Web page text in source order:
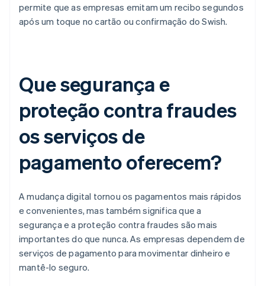
permite que as empresas emitam um recibo segundos
após um toque no cartão ou confirmação do Swish.
Que segurança e
proteção contra fraudes
os serviços de
pagamento oferecem?
A mudança digital tornou os pagamentos mais rápidos
e convenientes, mas também significa que a
segurança e a proteção contra fraudes são mais
importantes do que nunca. As empresas dependem de
serviços de pagamento para movimentar dinheiro e
mantê-lo seguro.